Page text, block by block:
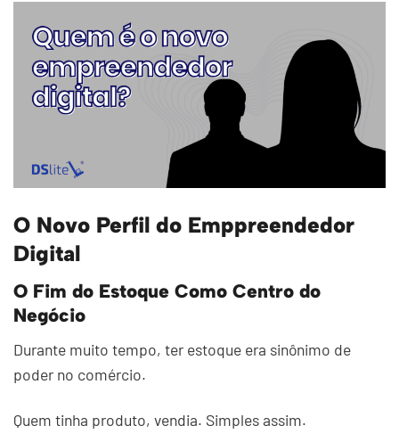
O Novo Perfil do Emppreendedor
Digital
O Fim do Estoque Como Centro do
Negócio
Durante muito tempo, ter estoque era sinônimo de
poder no comércio.
Quem tinha produto, vendia. Simples assim.